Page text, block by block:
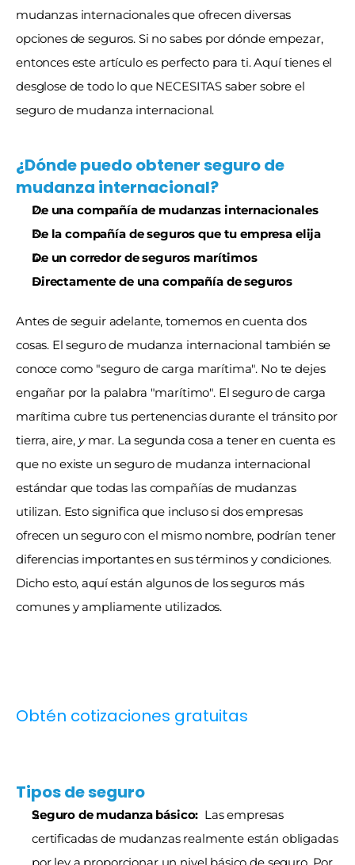
mudanzas internacionales que ofrecen diversas
opciones de seguros. Si no sabes por dónde empezar,
entonces este artículo es perfecto para ti. Aquí tienes el
desglose de todo lo que NECESITAS saber sobre el
seguro de mudanza internacional.
¿Dónde puedo obtener seguro de
mudanza internacional?
De una compañía de mudanzas internacionales
De la compañía de seguros que tu empresa elija
De un corredor de seguros marítimos
Directamente de una compañía de seguros
Antes de seguir adelante, tomemos en cuenta dos
cosas. El seguro de mudanza internacional también se
conoce como "seguro de carga marítima". No te dejes
engañar por la palabra "marítimo". El seguro de carga
marítima cubre tus pertenencias durante el tránsito por
tierra, aire, y mar. La segunda cosa a tener en cuenta es
que no existe un seguro de mudanza internacional
estándar que todas las compañías de mudanzas
utilizan. Esto significa que incluso si dos empresas
ofrecen un seguro con el mismo nombre, podrían tener
diferencias importantes en sus términos y condiciones.
Dicho esto, aquí están algunos de los seguros más
comunes y ampliamente utilizados.
Obtén cotizaciones gratuitas
Tipos de seguro
Seguro de mudanza básico: Las empresas
certificadas de mudanzas realmente están obligadas